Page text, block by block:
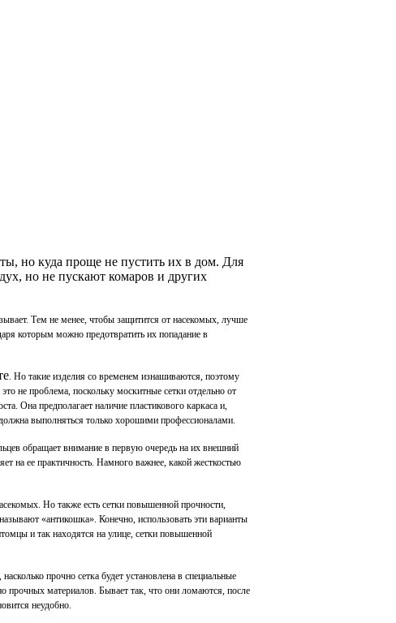
но куда проще не пустить их в дом. Для
но не пускают комаров и других
Тем не менее, чтобы защитится от насекомых, лучше
которым можно предотвратить их попадание в
. Но такие изделия со временем изнашиваются, поэтому
это не проблема, поскольку москитные сетки отдельно от
Она предполагает наличие пластикового каркаса и,
выполняться только хорошими профессионалами.
обращает внимание в первую очередь на их внешний
на ее практичность. Намного важнее, какой жесткостью
Но также есть сетки повышенной прочности,
«антикошка». Конечно, использовать эти варианты
и так находятся на улице, сетки повышенной
прочно сетка будет установлена в специальные
прочных материалов. Бывает так, что они ломаются, после
неудобно.